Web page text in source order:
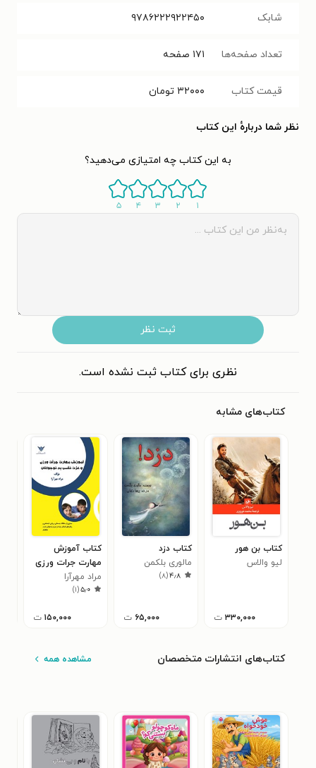
شابک ۹۷۸۶۲۲۲۹۲۲۴۵۰
تعداد صفحه‌ها ۱۷۱ صفحه
قیمت کتاب ۳۲۰۰۰ تومان
نظر شما دربارهٔ این کتاب
به این کتاب چه امتیازی می‌دهید؟
۱ ۲ ۳ ۴ ۵
ثبت نظر
نظری برای کتاب ثبت نشده است.
کتاب‌های مشابه
کتاب بن هور
لیو والاس
۳۳۰,۰۰۰ ت
کتاب دزد
مالوری بلکمن
۴٫۸(۸)
۶۵,۰۰۰ ت
کتاب آموزش
مهارت جرات ورزی
و عزت نفس به
نوجوانان
مراد مهرآرا
۵٫۰(۱)
۱۵۰,۰۰۰ ت
کتاب‌های انتشارات متخصصان مشاهده همه